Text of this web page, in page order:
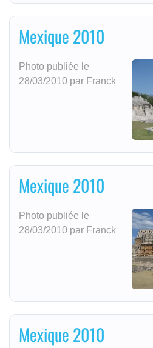
Mexique 2010
Photo publiée le
28/03/2010 par Franck
Mexique 2010
Photo publiée le
28/03/2010 par Franck
Mexique 2010